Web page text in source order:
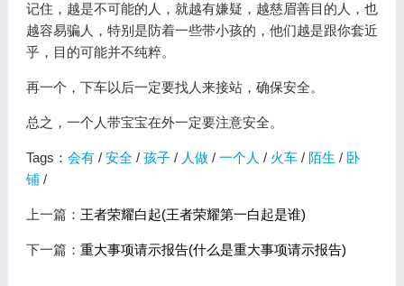
记住，越是不可能的人，就越有嫌疑，越慈眉善目的人，也
越容易骗人，特别是防着一些带小孩的，他们越是跟你套近
乎，目的可能并不纯粹。
再一个，下车以后一定要找人来接站，确保安全。
总之，一个人带宝宝在外一定要注意安全。
Tags： 会有/ 安全 / 孩子/ 人做 / 一个人 / 火车/ 陌生 / 卧
铺/
上一篇： 王者荣耀白起(王者荣耀第一白起是谁)
下一篇： 重大事项请示报告(什么是重大事项请示报告)